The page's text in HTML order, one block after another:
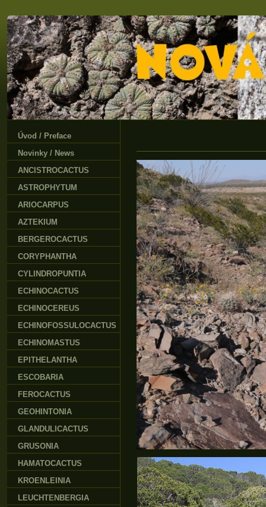
Úvod / Preface
Novinky / News
ANCISTROCACTUS
ASTROPHYTUM
ARIOCARPUS
AZTEKIUM
BERGEROCACTUS
CORYPHANTHA
CYLINDROPUNTIA
ECHINOCACTUS
ECHINOCEREUS
ECHINOFOSSULOCACTUS
ECHINOMASTUS
EPITHELANTHA
ESCOBARIA
FEROCACTUS
GEOHINTONIA
GLANDULICACTUS
GRUSONIA
HAMATOCACTUS
KROENLEINIA
LEUCHTENBERGIA